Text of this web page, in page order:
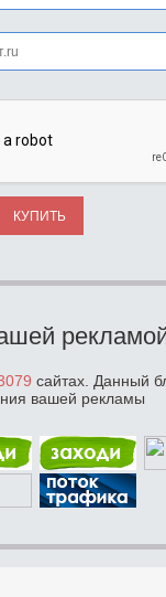
КУПИТЬ
сайтах. Данный
вашей рекламы